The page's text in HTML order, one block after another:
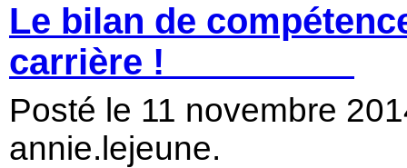
Le bilan de
carrière !
Posté le 11 novembre
annie.lejeune.